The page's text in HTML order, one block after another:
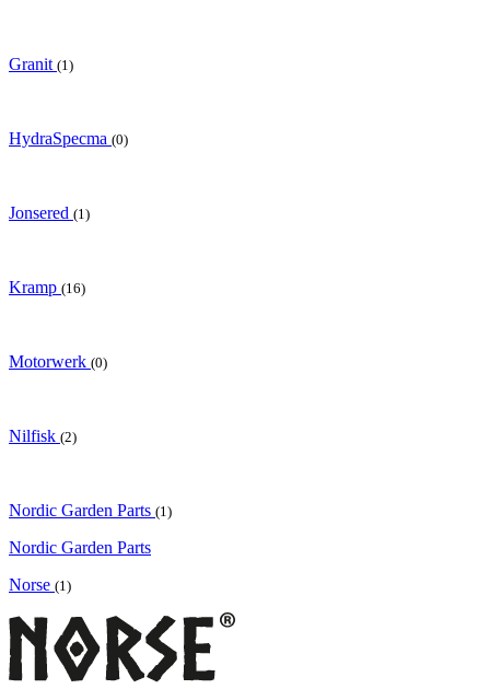
Granit (1)
HydraSpecma (0)
Jonsered (1)
Kramp (16)
Motorwerk (0)
Nilfisk (2)
Nordic Garden Parts (1)
Nordic Garden Parts
Norse (1)